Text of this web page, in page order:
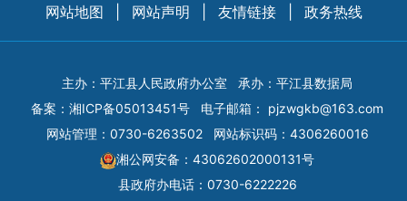
网站地图 网站声明 友情链接 政务热线
主办：平江县人民政府办公室
承办：平江县数据局
备案： 湘ICP备05013451号 电子邮箱： pjzwgkb@163.com
网站管理：0730-6263502
网站标识码：4306260016
湘公网安备：43062602000131号
县政府办电话：0730-6222226